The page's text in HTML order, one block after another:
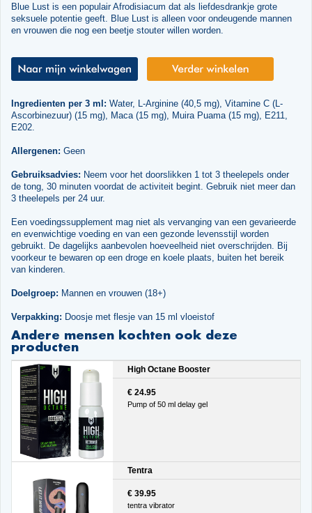
Blue Lust is een populair Afrodisiacum dat als liefdesdrankje grote
seksuele potentie geeft. Blue Lust is alleen voor ondeugende mannen
en vrouwen die nog een beetje stouter willen worden.
Ingredienten per 3 ml: Water, L-Arginine (40,5 mg), Vitamine C (L-
Ascorbinezuur) (15 mg), Maca (15 mg), Muira Puama (15 mg), E211,
E202.
Allergenen: Geen
Gebruiksadvies: Neem voor het doorslikken 1 tot 3 theelepels onder
de tong, 30 minuten voordat de activiteit begint. Gebruik niet meer dan
3 theelepels per 24 uur.
Een voedingssupplement mag niet als vervanging van een gevarieerde
en evenwichtige voeding en van een gezonde levensstijl worden
gebruikt. De dagelijks aanbevolen hoeveelheid niet overschrijden. Bij
voorkeur te bewaren op een droge en koele plaats, buiten het bereik
van kinderen.
Doelgroep: Mannen en vrouwen (18+)
Verpakking: Doosje met flesje van 15 ml vloeistof
Andere mensen kochten ook deze
producten
High Octane Booster
€ 24.95
Pump of 50 ml delay gel
Tentra
€ 39.95
tentra vibrator